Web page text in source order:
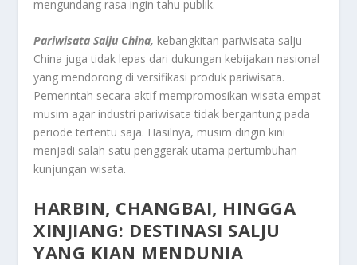
mengundang rasa ingin tahu publik.
Pariwisata Salju China, kebangkitan pariwisata salju
China juga tidak lepas dari dukungan kebijakan nasional
yang mendorong di versifikasi produk pariwisata.
Pemerintah secara aktif mempromosikan wisata empat
musim agar industri pariwisata tidak bergantung pada
periode tertentu saja. Hasilnya, musim dingin kini
menjadi salah satu penggerak utama pertumbuhan
kunjungan wisata.
HARBIN, CHANGBAI, HINGGA
XINJIANG: DESTINASI SALJU
YANG KIAN MENDUNIA